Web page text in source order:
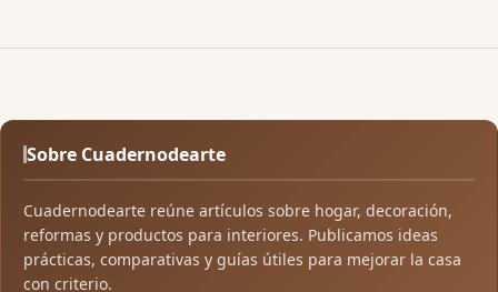
Sobre Cuadernodearte
Cuadernodearte reúne artículos sobre hogar, decoración,
reformas y productos para interiores. Publicamos ideas
prácticas, comparativas y guías útiles para mejorar la casa
con criterio.